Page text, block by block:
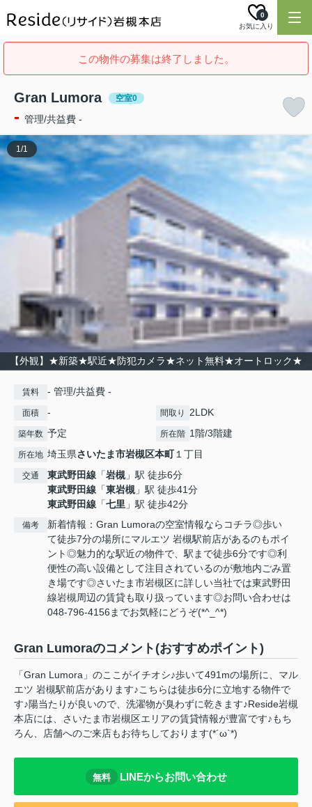
お気に入り
0
この物件の募集は終了しました。
Gran Lumora 空室0
- 管理/共益費 -
【外観】★新築★駅近★防犯カメラ★ネット無料★オートロック★
1/1
賃料 - 管理/共益費 -
面積 - 間取り 2LDK
築年数 予定 所在階 1階/3階建
所在地 埼玉県さいたま市岩槻区本町１丁目
交通 東武野田線 「岩槻 」駅 徒歩6分
東武野田線 「東岩槻 」駅 徒歩41分
東武野田線 「七里 」駅 徒歩42分
備考
新着情報：Gran Lumoraの空室情報ならコチラ◎歩い
て徒歩7分の場所にマルエツ 岩槻駅前店があるのもポイ
ント◎魅力的な駅近の物件で、駅まで徒歩6分です◎利
便性の高い設備として注目されているのが敷地内ごみ置
き場です◎さいたま市岩槻区に詳しい当社では東武野田
線岩槻周辺の賃貸も取り扱っています◎お問い合わせは
048-796-4156までお気軽にどうぞ(*^_^*)
Gran Lumoraのコメント(おすすめポイント)
「Gran Lumora」のここがイチオシ♪歩いて491mの場所に、マル
エツ 岩槻駅前店があります♪こちらは徒歩6分に立地する物件で
す♪陽当たりが良いので、洗濯物が臭わずに乾きます♪Reside岩槻
本店には、さいたま市岩槻区エリアの賃貸情報が豊富です♪もち
ろん、店舗へのご来店もお待ちしております(*´ω`*)
無料 LINEからお問い合わせ